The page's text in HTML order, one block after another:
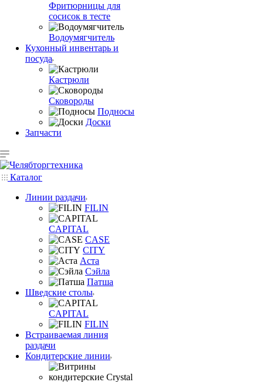
Фритюрницы для
сосисок в тесте
Водоумягчитель
Кухонный инвентарь и
посуда
Кастрюли
Сковороды
Подносы
Доски
Запчасти
Каталог
Линии раздачи
FILIN
CAPITAL
CASE
CITY
Аста
Сэйла
Патша
Шведские столы
CAPITAL
FILIN
Встраиваемая линия
раздачи
Кондитерские линии